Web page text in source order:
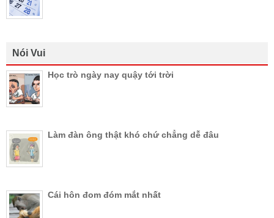
Nói Vui
Học trò ngày nay quậy tới trời
Làm đàn ông thật khó chứ chẳng dễ đâu
Cái hôn đom đóm mắt nhất